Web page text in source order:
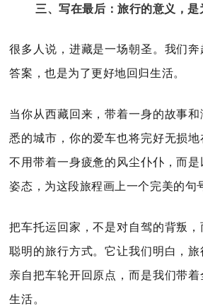
三、写在最后：旅行的意义，
很多人说，进藏是一场朝圣。我们
答案，也是为了更好地回归生活。
当你从西藏回来，带着一身的故事
悉的城市，你的爱车也将完好无损
不用带着一身疲惫的风尘仆仆，而
姿态，为这段旅程画上一个完美的句
把车托运回家，不是对自驾的背叛
聪明的旅行方式。它让我们明白，
亲自把车轮开回原点，而是我们带
生活。